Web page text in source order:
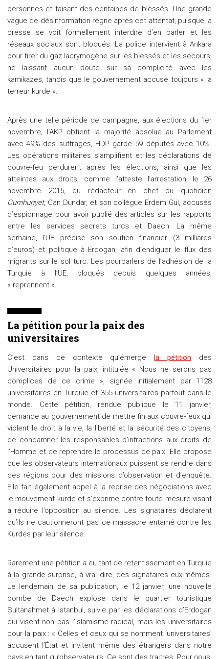
personnes et faisant des centaines de blessés. Une grande
vague de désinformation règne après cet attentat, puisque la
presse se voit formellement interdire d’en parler et les
réseaux sociaux sont bloqués. La police intervient à Ankara
pour tirer du gaz lacrymogène sur les blessés et les secours,
ne laissant aucun doute sur sa complicité avec les
kamikazes, tandis que le gouvernement accuse toujours « la
terreur kurde ».
Après une telle période de campagne, aux élections du 1er
novembre, l’AKP obtient la majorité absolue au Parlement
avec 49% des suffrages, HDP garde 59 députés avec 10%.
Les opérations militaires s’amplifient et les déclarations de
couvre-feu perdurent après les élections, ainsi que les
atteintes aux droits, comme l’atteste l’arrestation, le 26
novembre 2015, du rédacteur en chef du quotidien
Cumhuriyet, Can Dündar, et son collègue Erdem Gül, accusés
d’espionnage pour avoir publié des articles sur les rapports
entre les services secrets turcs et Daech. La même
semaine, l’UE précise son soutien financier (3 milliards
d’euros) et politique à Erdogan, afin d’endiguer le flux des
migrants sur le sol turc. Les pourparlers de l’adhésion de la
Turquie à l’UE, bloqués depuis quelques années,
« reprennent ».
La pétition pour la paix des
universitaires
C’est dans ce contexte qu’émergela pétition des
Universitaires pour la paix, intitulée « Nous ne serons pas
complices de ce crime », signée initialement par 1128
universitaires en Turquie et 355 universitaires partout dans le
monde. Cette pétition, rendue publique le 11 janvier,
demande au gouvernement de mettre fin aux couvre-feux qui
violent le droit à la vie, la liberté et la sécurité des citoyens,
de condamner les responsables d’infractions aux droits de
l’Homme et de reprendre le processus de paix. Elle propose
que les observateurs internationaux puissent se rendre dans
ces régions pour des missions d’observation et d’enquête.
Elle fait également appel à la reprise des négociations avec
le mouvement kurde et s’exprime contre toute mesure visant
à réduire l’opposition au silence. Les signataires déclarent
qu’ils ne cautionneront pas ce massacre entamé contre les
Kurdes par leur silence.
Rarement une pétition a eu tant de retentissement en Turquie
à la grande surprise, à vrai dire, des signataires eux-mêmes.
Le lendemain de sa publication, le 12 janvier, une nouvelle
bombe de Daech explose dans le quartier touristique
Sultanahmet à Istanbul, suivie par les déclarations d’Erdogan
qui visent non pas l’islamisme radical, mais les universitaires
pour la paix : « Celles et ceux qui se nomment ‘universitaires’
accusent l’État et invitent même des étrangers dans notre
pays en tant qu’observateurs. Ce sont des traitres. Pour nous,